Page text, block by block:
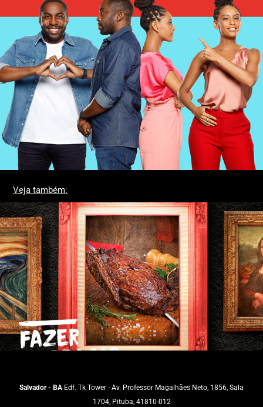
Veja também:
Moreira - Campanha
2016
Salvador - BA Edf. Tk Tower - Av. Professor Magalhães Neto, 1856, Sala
1704, Pituba, 41810-012